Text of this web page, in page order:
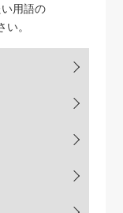
用語の
い。